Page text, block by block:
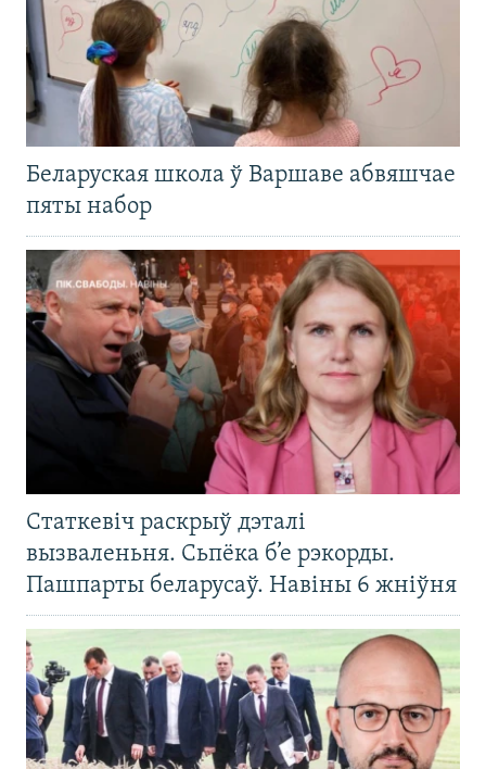
Беларуская школа ў Варшаве абвяшчае
пяты набор
Статкевіч раскрыў дэталі
вызваленьня. Сьпёка б’е рэкорды.
Пашпарты беларусаў. Навіны 6 жніўня